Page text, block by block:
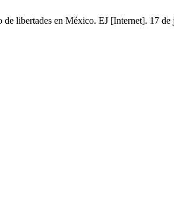
libertades en México. EJ [Internet]. 17